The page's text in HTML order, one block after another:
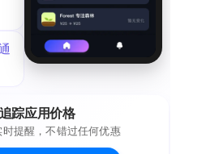
踪应用价格
时提醒，不错过任何优惠